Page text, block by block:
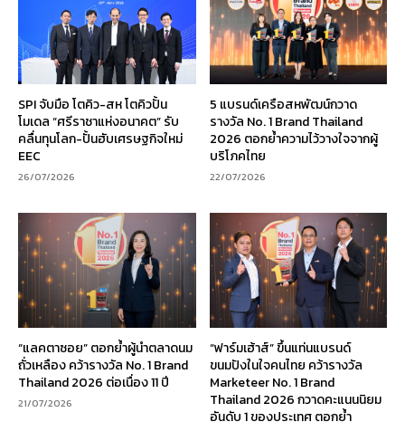
SPI จับมือ โตคิว-สห โตคิวปั้น
โมเดล “ศรีราชาแห่งอนาคต” รับ
คลื่นทุนโลก-ปั้นฮับเศรษฐกิจใหม่
EEC
26/07/2026
5 แบรนด์เครือสหพัฒน์กวาด
รางวัล No. 1 Brand Thailand
2026 ตอกย้ำความไว้วางใจจากผู้
บริโภคไทย
22/07/2026
“แลคตาซอย” ตอกย้ำผู้นำตลาดนม
ถั่วเหลือง คว้ารางวัล No. 1 Brand
Thailand 2026 ต่อเนื่อง 11 ปี
21/07/2026
“ฟาร์มเฮ้าส์” ขึ้นแท่นแบรนด์
ขนมปังในใจคนไทย คว้ารางวัล
Marketeer No. 1 Brand
Thailand 2026 กวาดคะแนนนิยม
อันดับ 1 ของประเทศ ตอกย้ำ